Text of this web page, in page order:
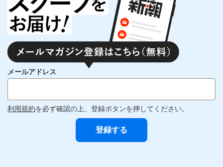
メールアドレス
利用規約を必ず確認の上、登録ボタンを押してください。